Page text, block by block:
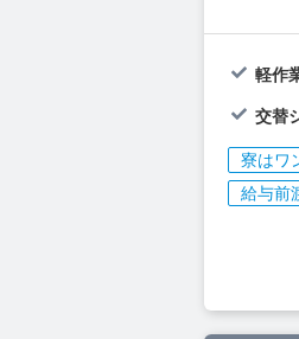
軽作
交替
寮はワ
給与前